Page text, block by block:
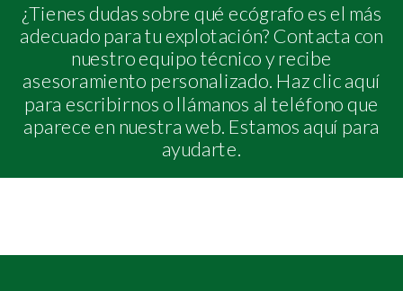
¿Tienes dudas sobre qué ecógrafo es el más
adecuado para tu explotación? Contacta con
nuestro equipo técnico y recibe
asesoramiento personalizado. Haz clic aquí
para escribirnos o llámanos al teléfono que
aparece en nuestra web. Estamos aquí para
ayudarte.